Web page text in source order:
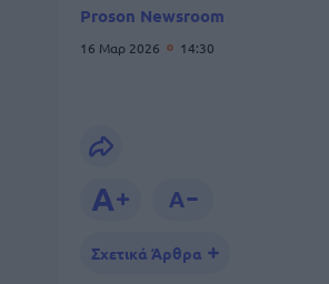
Proson Newsroom
16 Μαρ 2026 14:30
Σχετικά Άρθρα